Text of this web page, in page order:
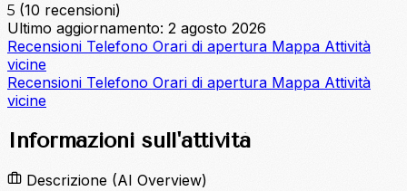
5 (10 recensioni)
Ultimo aggiornamento: 2 agosto 2026
Recensioni Telefono Orari di apertura Mappa Attività
vicine
Recensioni Telefono Orari di apertura Mappa Attività
vicine
Informazioni sull'attività
Descrizione (AI Overview)